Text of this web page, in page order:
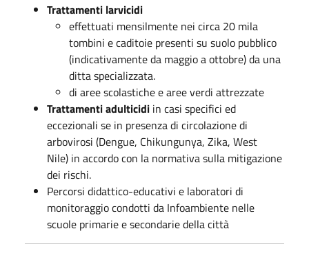
Trattamenti larvicidi
effettuati mensilmente nei circa 20 mila
tombini e caditoie presenti su suolo pubblico
(indicativamente da maggio a ottobre) da una
ditta specializzata.
di aree scolastiche e aree verdi attrezzate
Trattamenti adulticidi in casi specifici ed
eccezionali se in presenza di circolazione di
arbovirosi (Dengue, Chikungunya, Zika, West
Nile) in accordo con la normativa sulla mitigazione
dei rischi.
Percorsi didattico-educativi e laboratori di
monitoraggio condotti da Infoambiente nelle
scuole primarie e secondarie della città